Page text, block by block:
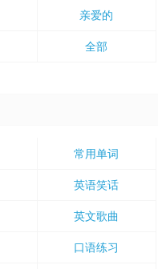
亲爱的
全部
常用单词
英语笑话
英文歌曲
口语练习